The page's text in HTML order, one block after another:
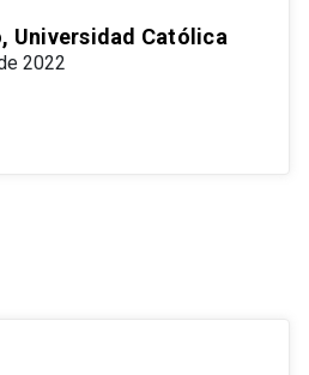
Universidad Católica
2022